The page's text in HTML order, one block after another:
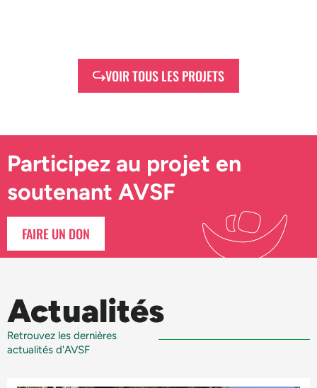
VOIR TOUS LES PROJETS
Participez au projet en
soutenant AVSF
FAIRE UN DON
Actualités
Retrouvez les dernières
actualités d'AVSF